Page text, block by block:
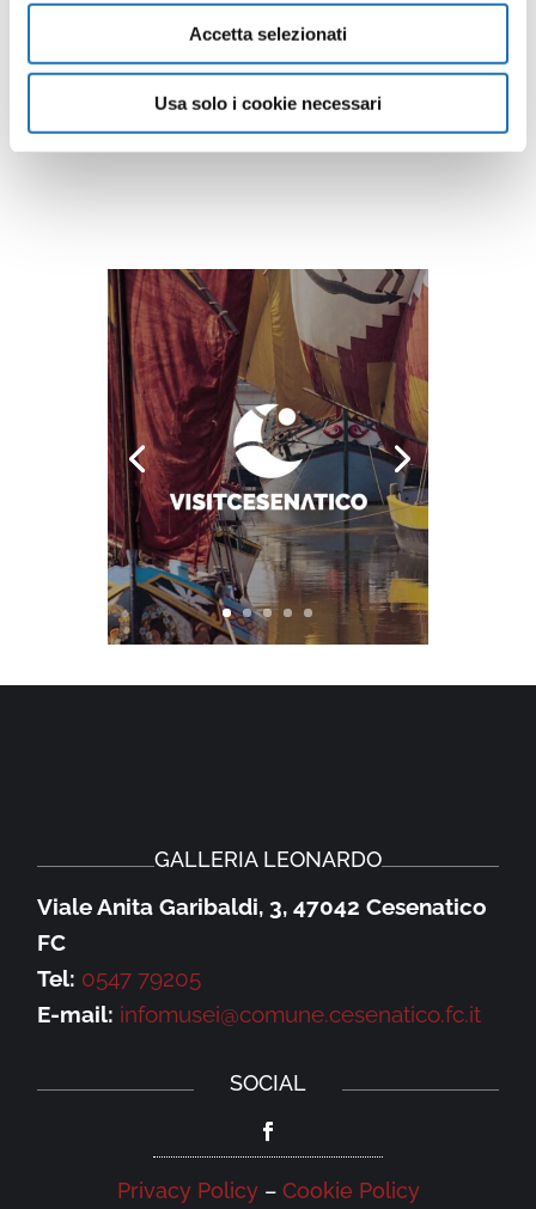
Accetta selezionati
Usa solo i cookie necessari
un viaggio artistico senza confini.
Guarda tutte le opere
GALLERIA LEONARDO
Viale Anita Garibaldi, 3, 47042 Cesenatico
FC
Tel: 0547 79205
E-mail: infomusei@comune.cesenatico.fc.it
SOCIAL
Privacy Policy– Cookie Policy